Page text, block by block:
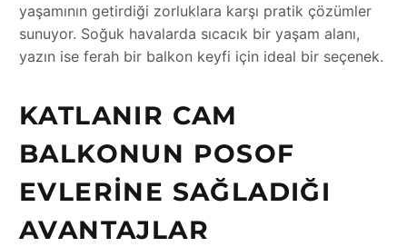
yaşamının getirdiği zorluklara karşı pratik çözümler
sunuyor. Soğuk havalarda sıcacık bir yaşam alanı,
yazın ise ferah bir balkon keyfi için ideal bir seçenek.
KATLANIR CAM
BALKONUN POSOF
EVLERINE SAĞLADIĞI
AVANTAJLAR